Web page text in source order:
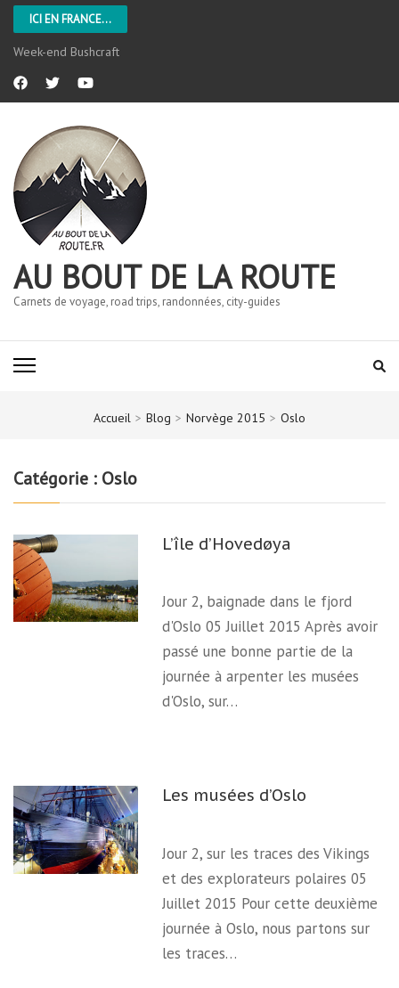
ICI EN FRANCE...
Week-end Bushcraft
AU BOUT DE LA ROUTE
Carnets de voyage, road trips, randonnées, city-guides
Accueil > Blog > Norvège 2015 > Oslo
Catégorie : Oslo
L’île d’Hovedøya
Jour 2, baignade dans le fjord
d'Oslo 05 Juillet 2015 Après avoir
passé une bonne partie de la
journée à arpenter les musées
d'Oslo, sur…
Les musées d’Oslo
Jour 2, sur les traces des Vikings
et des explorateurs polaires 05
Juillet 2015 Pour cette deuxième
journée à Oslo, nous partons sur
les traces…